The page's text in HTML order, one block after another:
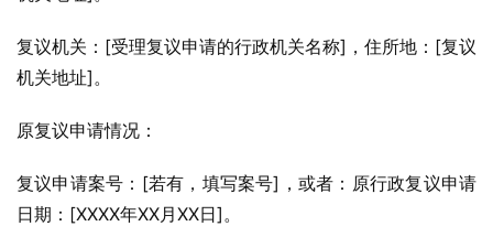
复议机关：[受理复议申请的行政机关名称]，住所地：[复议
机关地址]。
原复议申请情况：
复议申请案号：[若有，填写案号]，或者：原行政复议申请
日期：[XXXX年XX月XX日]。